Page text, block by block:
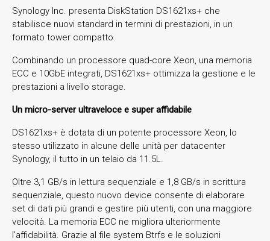
Synology Inc. presenta DiskStation DS1621xs+ che
stabilisce nuovi standard in termini di prestazioni, in un
formato tower compatto.
Combinando un processore quad-core Xeon, una memoria
ECC e 10GbE integrati, DS1621xs+ ottimizza la gestione e le
prestazioni a livello storage.
Un micro-server ultraveloce e super affidabile
DS1621xs+ è dotata di un potente processore Xeon, lo
stesso utilizzato in alcune delle unità per datacenter
Synology, il tutto in un telaio da 11.5L.
Oltre 3,1 GB/s in lettura sequenziale e 1,8 GB/s in scrittura
sequenziale, questo nuovo device consente di elaborare
set di dati più grandi e gestire più utenti, con una maggiore
velocità. La memoria ECC ne migliora ulteriormente
l’affidabilità. Grazie al file system Btrfs e le soluzioni